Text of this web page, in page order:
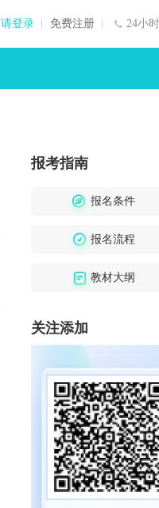
24小
登录 免费注册
报考指南
报名条件
报名流程
教材大纲
关注添加